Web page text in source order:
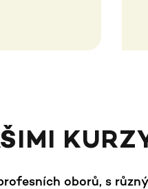
oborů, s